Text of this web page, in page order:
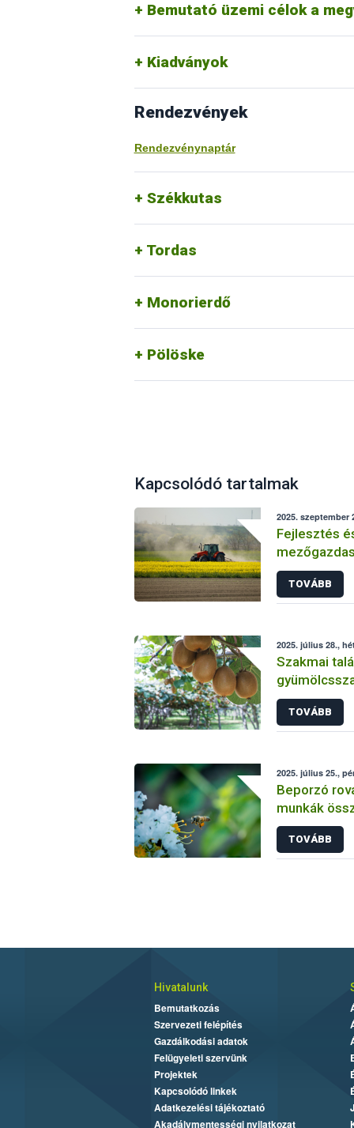
Bemutató üzemi célok a
Kiadványok
Rendezvények
Rendezvénynaptár
Székkutas
Tordas
Monorierdő
Pölöske
Kapcsolódó tartalmak
2025. szeptember
Fejlesztés
Sikeresen
üzemi
TOVÁBB
2025. július 28.,
Szakmai
TOVÁBB
2025. július 25.,
Beporzó
munkák
fókuszban a
TOVÁBB
Hivatalunk
Bemutatkozás
Szervezeti felépítés
Gazdálkodási adatok
Felügyeleti szervünk
Projektek
Kapcsolódó linkek
Adatkezelési tájékoztató
Akadálymentességi nyilatkozat